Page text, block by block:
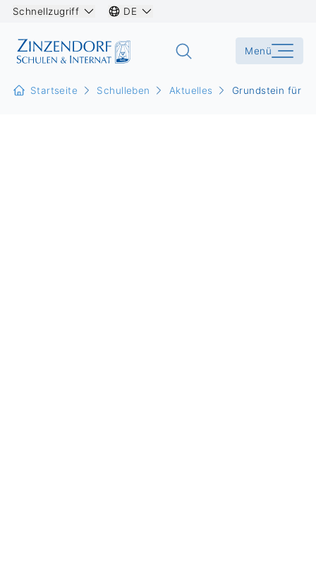
Schnellzugriff DE
Menü
Startseite Schulleben Aktuelles Grundstein für